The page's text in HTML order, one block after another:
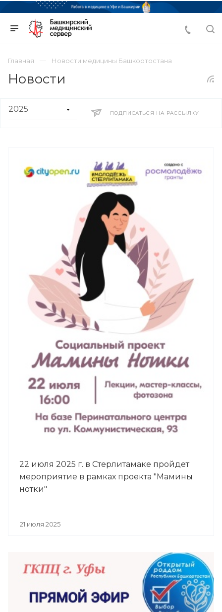
Главная Новости медицины Башкортостана
Новости
ПОДПИСАТЬСЯ НА РАССЫЛКУ
22 июля 2025 г. в Стерлитамаке пройдет
мероприятие в рамках проекта "Мамины
нотки"
21 июля 2025